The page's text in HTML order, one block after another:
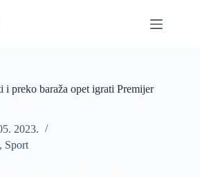
i preko baraža opet igrati Premijer
2023.
, Sport